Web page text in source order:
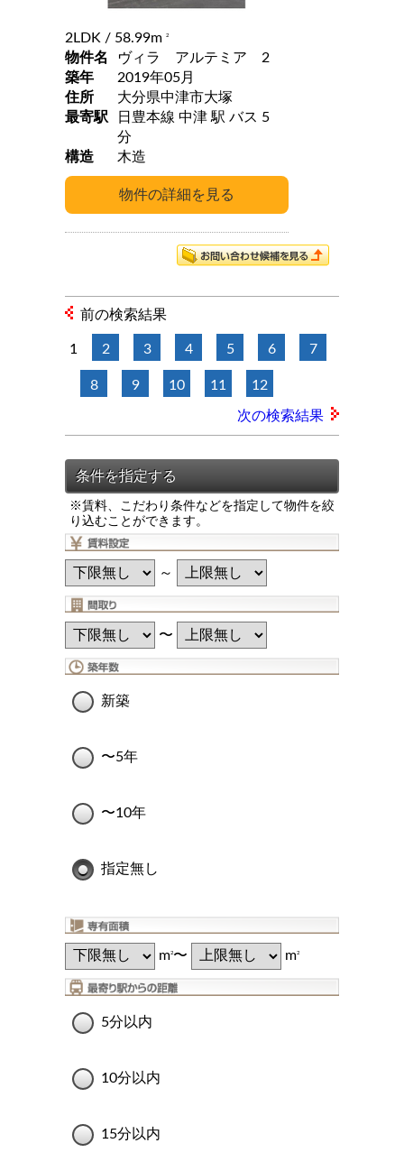
※賃料、こだわり条件などを指定して物件を絞
り込むことができます。
～
〜
新築
〜5年
〜10年
指定無し
m2〜 m2
5分以内
10分以内
15分以内
2LDK / 58.99m 2
物件名
ヴィラ アルテミア 2
築年
2019年05月
住所
大分県中津市大塚
最寄駅
日豊本線 中津 駅 バス 5
分
構造
木造
前の検索結果
1 2 3 4 5 6 7
8 9 10 11 12
次の検索結果